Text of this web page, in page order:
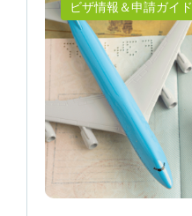
ビザ情報＆申請ガイド